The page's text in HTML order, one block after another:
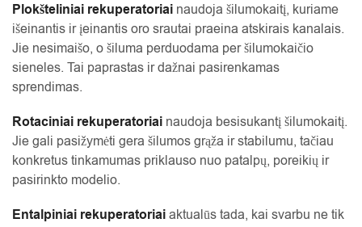
Plokšteliniai rekuperatoriai naudoja šilumokaitį, kuriame
išeinantis ir įeinantis oro srautai praeina atskirais kanalais.
Jie nesimaišo, o šiluma perduodama per šilumokaičio
sieneles. Tai paprastas ir dažnai pasirenkamas
sprendimas.
Rotaciniai rekuperatoriai naudoja besisukantį šilumokaitį.
Jie gali pasižymėti gera šilumos grąža ir stabilumu, tačiau
konkretus tinkamumas priklauso nuo patalpų, poreikių ir
pasirinkto modelio.
Entalpiniai rekuperatoriaiaktualūs tada, kai svarbu ne tik